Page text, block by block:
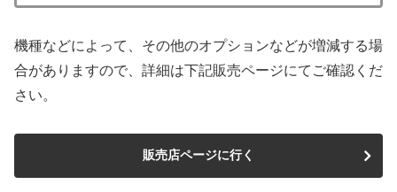
機種などによって、その他のオプションなどが増減する場
合がありますので、詳細は下記販売ページにてご確認くだ
さい。
販売店ページに行く